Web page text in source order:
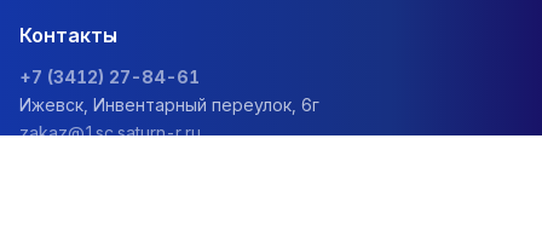
Контакты
+7 (3412) 27-84-61
Ижевск, Инвентарный переулок, 6г
zakaz@1sc.saturn-r.ru